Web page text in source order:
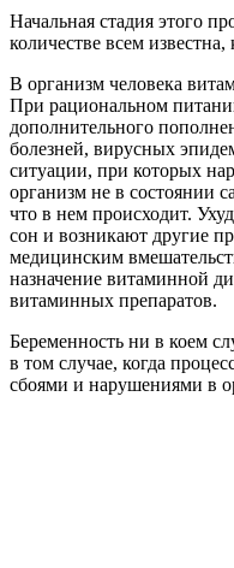
Начальная стадия этого
количестве всем
В организм человека
При рациональном
дополнительного
болезней, вирусных
ситуации, при которых
организм не в состоянии
что в нем происходит.
сон и возникают другие
медицинским
назначение витаминной
витаминных препаратов.
Беременность ни в коем
в том случае, когда
сбоями и нарушениями в